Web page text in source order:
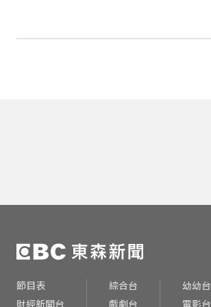
節目表
財經新聞台
綜合台
戲劇台
幼幼台
電影台